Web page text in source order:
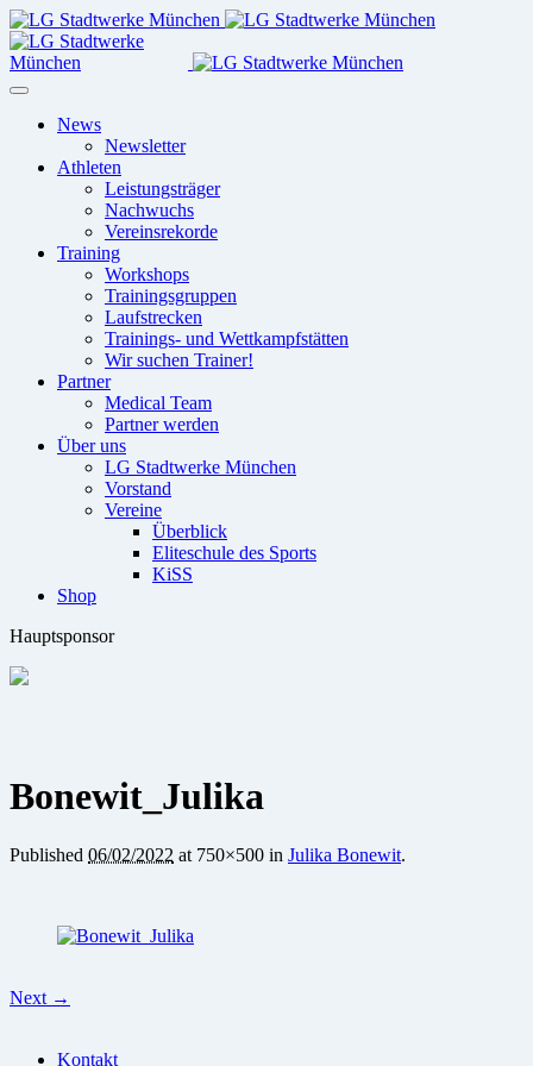
News
Newsletter
Athleten
Leistungsträger
Nachwuchs
Vereinsrekorde
Training
Workshops
Trainingsgruppen
Laufstrecken
Trainings- und Wettkampfstätten
Wir suchen Trainer!
Partner
Medical Team
Partner werden
Über uns
LG Stadtwerke München
Vorstand
Vereine
Überblick
Eliteschule des Sports
KiSS
Shop
Hauptsponsor
Bonewit_Julika
Published 06/02/2022 at 750×500 in Julika Bonewit.
Next →
Kontakt